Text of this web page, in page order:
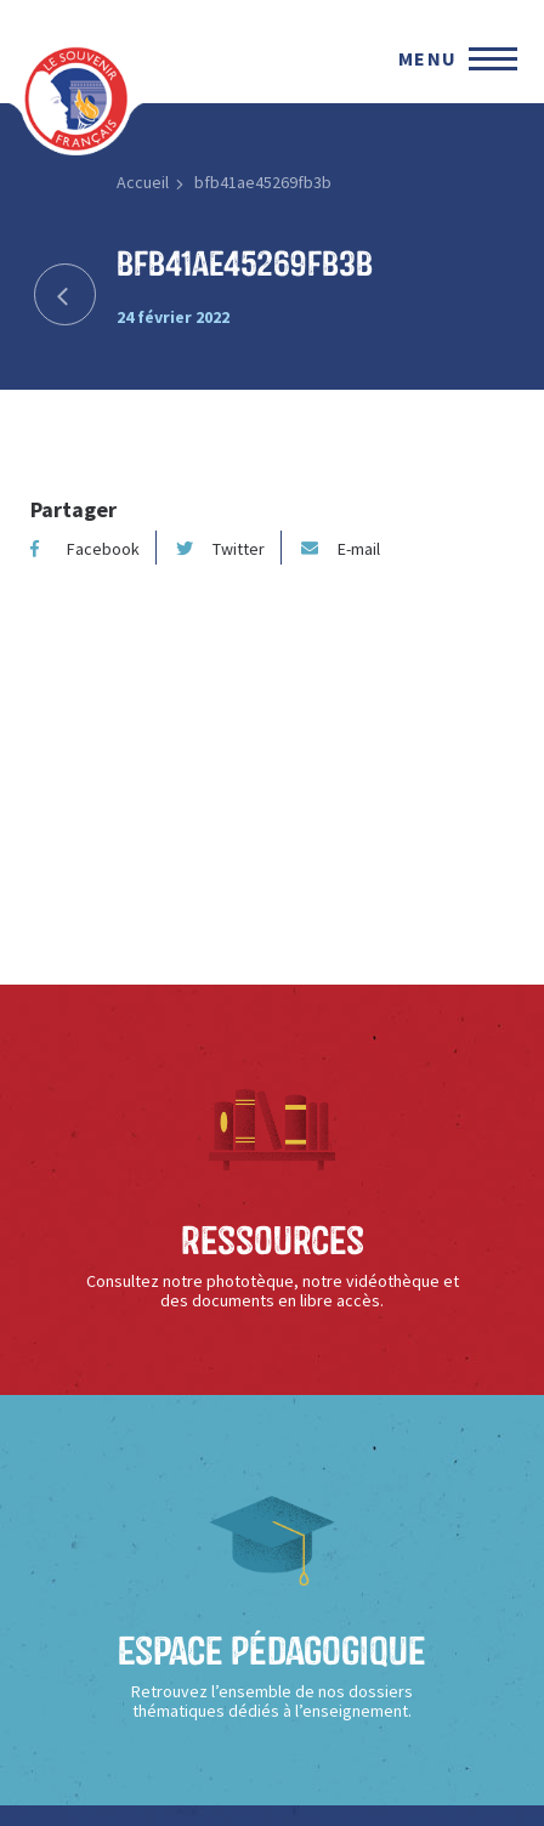
MENU
Accueil bfb41ae45269fb3b
bfb41ae45269fb3b
24 février 2022
Partager
Facebook Twitter E-mail
Ressources
Consultez notre phototèque, notre vidéothèque et
des documents en libre accès.
Espace Pédagogique
Retrouvez l’ensemble de nos dossiers
thématiques dédiés à l’enseignement.